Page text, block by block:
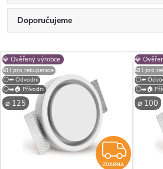
Ř
a
z
e
Doporučujeme
Nejdražší
Nejprodávanější
Abecedně
V
ý
⌀ 125
💎 Ověřený výrobce
⚪⬅️ Odvodní
⚪➡️🏠 Přívodní
☑️ I pro rekuperace
ZDARMA
⌀ 100
💎
⚪⬅️
⚪➡️🏠
☑️ I pro